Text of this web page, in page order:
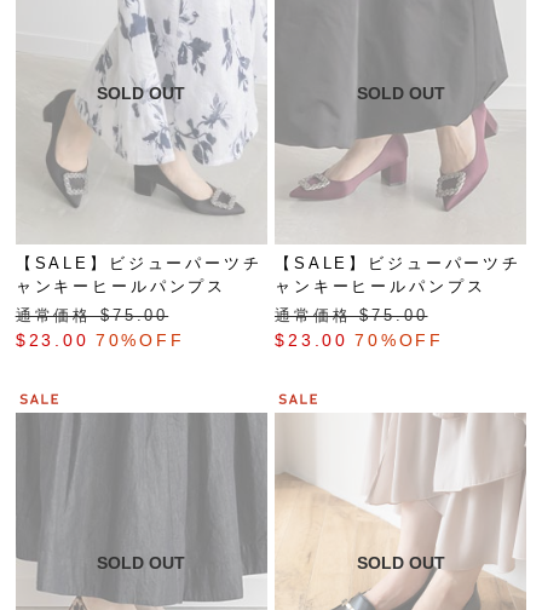
【SALE】ビジューパーツチ
ャンキーヒールパンプス
通常価格 $‌75.00
$‌23.00 70%OFF
【SALE】ビジューパーツチ
ャンキーヒールパンプス
通常価格 $‌75.00
$‌23.00 70%OFF